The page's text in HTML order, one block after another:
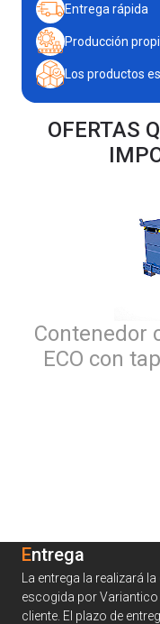
Entrega rápida
Producción
Los productos
OFERTAS
Contenedor
ECO con
Entrega
La entrega la realizará
escogida por Variantico
cliente. El plazo de